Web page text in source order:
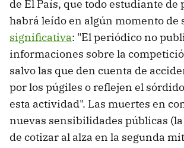
de El País, que todo estudiante
habrá leído en algún momento de
significativa: "El periódico no
informaciones sobre la
salvo las que den cuenta de
por los púgiles o reflejen el
esta actividad". Las muertes en
nuevas sensibilidades públicas
de cotizar al alza en la segunda